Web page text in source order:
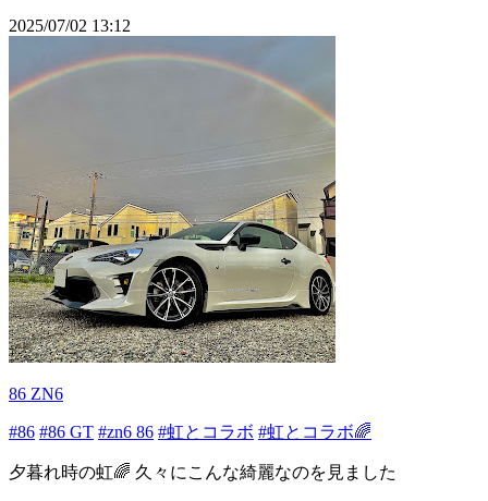
2025/07/02 13:12
86 ZN6
#86 #86 GT #zn6 86 #虹とコラボ #虹とコラボ🌈
夕暮れ時の虹🌈 久々にこんな綺麗なのを見ました